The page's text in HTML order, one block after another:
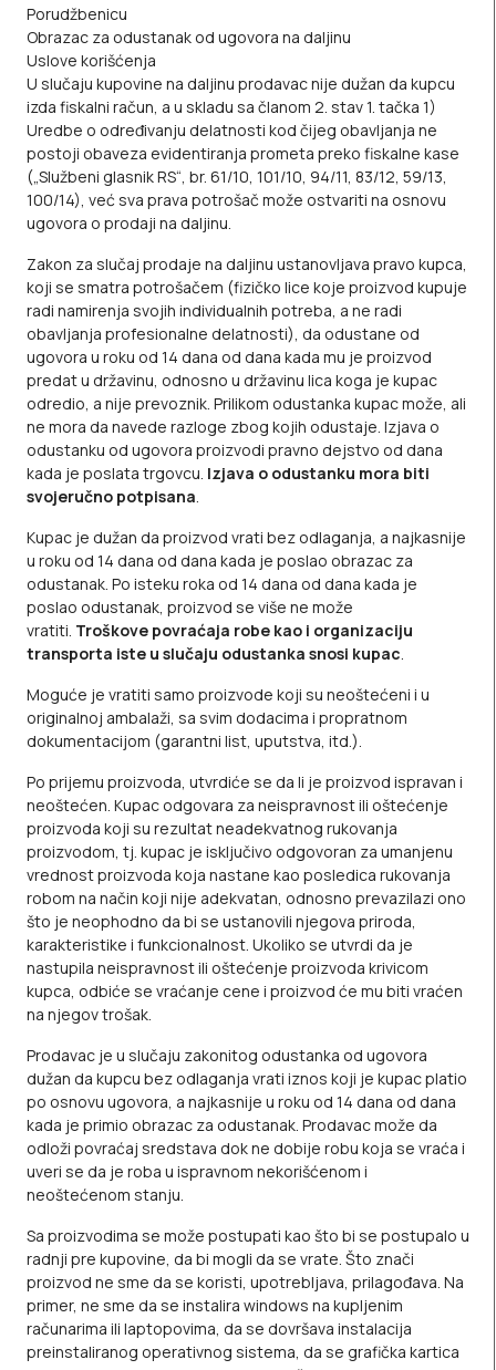
Porudžbenicu
Obrazac za odustanak od ugovora na daljinu
Uslove korišćenja
U slučaju kupovine na daljinu prodavac nije dužan da kupcu
izda fiskalni račun, a u skladu sa članom 2. stav 1. tačka 1)
Uredbe o određivanju delatnosti kod čijeg obavljanja ne
postoji obaveza evidentiranja prometa preko fiskalne kase
(„Službeni glasnik RS“, br. 61/10, 101/10, 94/11, 83/12, 59/13,
100/14), već sva prava potrošač može ostvariti na osnovu
ugovora o prodaji na daljinu.
Zakon za slučaj prodaje na daljinu ustanovljava pravo kupca,
koji se smatra potrošačem (fizičko lice koje proizvod kupuje
radi namirenja svojih individualnih potreba, a ne radi
obavljanja profesionalne delatnosti), da odustane od
ugovora u roku od 14 dana od dana kada mu je proizvod
predat u državinu, odnosno u državinu lica koga je kupac
odredio, a nije prevoznik. Prilikom odustanka kupac može, ali
ne mora da navede razloge zbog kojih odustaje. Izjava o
odustanku od ugovora proizvodi pravno dejstvo od dana
kada je poslata trgovcu. Izjava o odustanku mora biti
svojeručno potpisana.
Kupac je dužan da proizvod vrati bez odlaganja, a najkasnije
u roku od 14 dana od dana kada je poslao obrazac za
odustanak. Po isteku roka od 14 dana od dana kada je
poslao odustanak, proizvod se više ne može
vratiti. Troškove povraćaja robe kao i organizaciju
transporta iste u slučaju odustanka snosi kupac.
Moguće je vratiti samo proizvode koji su neoštećeni i u
originalnoj ambalaži, sa svim dodacima i propratnom
dokumentacijom (garantni list, uputstva, itd.).
Po prijemu proizvoda, utvrdiće se da li je proizvod ispravan i
neoštećen. Kupac odgovara za neispravnost ili oštećenje
proizvoda koji su rezultat neadekvatnog rukovanja
proizvodom, tj. kupac je isključivo odgovoran za umanjenu
vrednost proizvoda koja nastane kao posledica rukovanja
robom na način koji nije adekvatan, odnosno prevazilazi ono
što je neophodno da bi se ustanovili njegova priroda,
karakteristike i funkcionalnost. Ukoliko se utvrdi da je
nastupila neispravnost ili oštećenje proizvoda krivicom
kupca, odbiće se vraćanje cene i proizvod će mu biti vraćen
na njegov trošak.
Prodavac je u slučaju zakonitog odustanka od ugovora
dužan da kupcu bez odlaganja vrati iznos koji je kupac platio
po osnovu ugovora, a najkasnije u roku od 14 dana od dana
kada je primio obrazac za odustanak. Prodavac može da
odloži povraćaj sredstava dok ne dobije robu koja se vraća i
uveri se da je roba u ispravnom nekorišćenom i
neoštećenom stanju.
Sa proizvodima se može postupati kao što bi se postupalo u
radnji pre kupovine, da bi mogli da se vrate. Što znači
proizvod ne sme da se koristi, upotrebljava, prilagođava. Na
primer, ne sme da se instalira windows na kupljenim
računarima ili laptopovima, da se dovršava instalacija
preinstaliranog operativnog sistema, da se grafička kartica